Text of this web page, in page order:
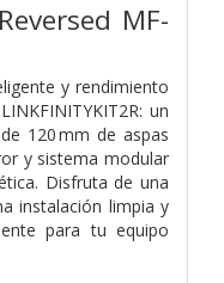
MF-
y rendimiento
un
120 mm de aspas
y sistema modular
Disfruta de una
instalación limpia y
para tu equipo